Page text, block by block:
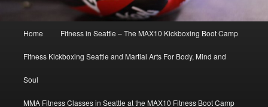
Skip to primary content
Skip to secondary content
Home Fitness in Seattle – The MAX10 Kickboxing Boot Camp
Fitness Kickboxing Seattle and Martial Arts For Body, Mind and
Soul
MMA Fitness Classes in Seattle at the MAX10 Fitness Boot Camp